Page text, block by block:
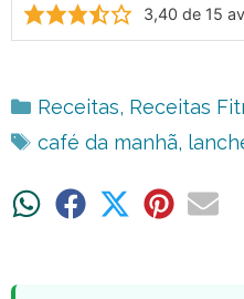
3,40 de 15
Categorias
Receitas, Receitas
Tags
café da manhã,
ShareShare ShareShare